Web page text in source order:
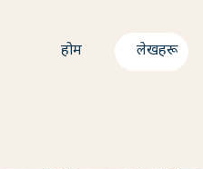
होम लेखहरू